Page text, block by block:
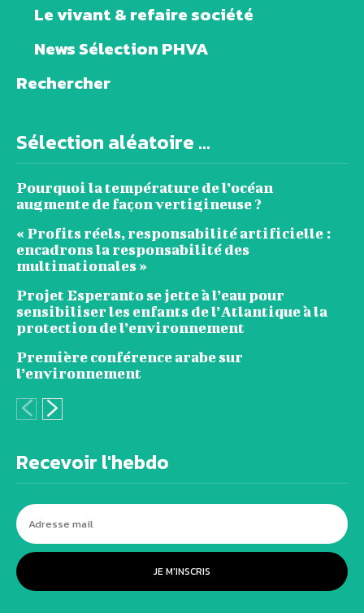
Le vivant & refaire société
News Sélection PHVA
Rechercher
Sélection aléatoire ...
Pourquoi la température de l’océan
augmente de façon vertigineuse ?
« Profits réels, responsabilité artificielle :
encadrons la responsabilité des
multinationales »
Projet Esperanto se jette à l’eau pour
sensibiliser les enfants de l’Atlantique à la
protection de l’environnement
Première conférence arabe sur
l’environnement
Recevoir l'hebdo
JE M'INSCRIS